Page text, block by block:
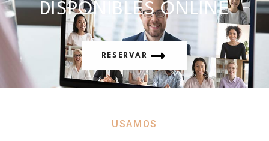
DISPONIBLES ONLINE
RESERVAR
USAMOS